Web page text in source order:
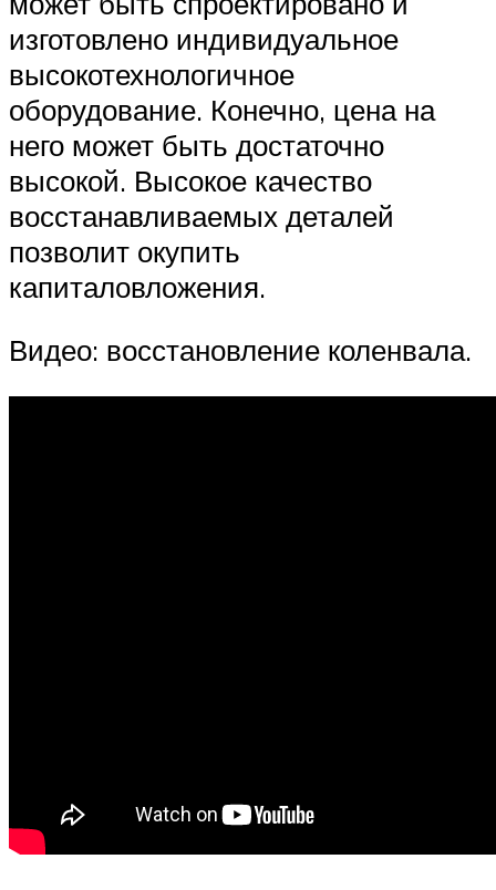
изготовлено индивидуальное
высокотехнологичное
оборудование. Конечно, цена на
него может быть достаточно
высокой. Высокое качество
восстанавливаемых деталей
позволит окупить
капиталовложения.
Видео: восстановление коленвала.